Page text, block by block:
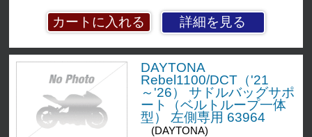
詳細を見る
DAYTONA
Rebel1100/DCT（'21
～'26） サドルバッグサポ
ート（ベルトループ一体
型） 左側専用 63964
(DAYTONA)